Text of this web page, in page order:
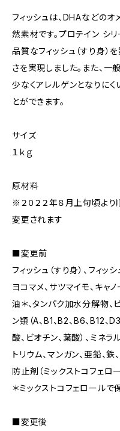
フィッシュは、DHAなどの
然素材です。プロテイン シ
品質なフィッシュ（すり身）
さを実現しました。また、
少なくアレルゲンとなりに
とができます。
サイズ
１ｋｇ
原材料
※２０２２年８月上旬頃よ
変更されます
■変更前
フィッシュ（すり身）、フィッ
ヨコマメ、サツマイモ、キャ
油＊、タンパク加水分解物、
ン類（A、B1、B2、B6、B12、
酸、ビオチン、葉酸）、ミネラ
トリウム、マンガン、亜鉛、鉄
防止剤（ミックストコフェロ
＊ミックストコフェロールで
■変更後